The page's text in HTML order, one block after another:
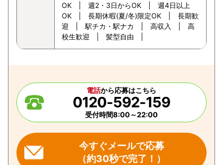
OK | 週2・3日からOK | 週4日以上
OK | 長期休暇(夏/冬)限定OK | 長期歓
迎 | 駅チカ・駅ナカ | 高収入 | 高
校生歓迎 | 髪型自由 |
電話から応募はこちら
0120-592-159
受付時間8:00～22:00
今すぐメールで応募
（約30秒で完了！）